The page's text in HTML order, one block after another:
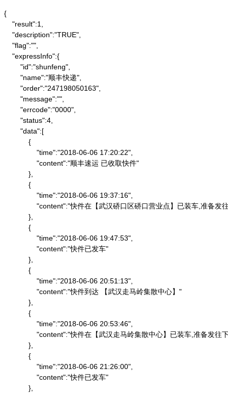
{
    "result":1,
    "description":"TRUE",
    "flag":"",
    "expressInfo":{
        "id":"shunfeng",
        "name":"顺丰快递",
        "order":"247198050163",
        "message":"",
        "errcode":"0000",
        "status":4,
        "data":[
            {
                "time":"2018-06-06 17:20:22",
                "content":"顺丰速运 已收取快件"
            },
            {
                "time":"2018-06-06 19:37:16",
"content":"快件在【武汉硚口区硚口营业点】已装车,准备
            },
            {
                "time":"2018-06-06 19:47:53",
                "content":"快件已发车"
            },
            {
                "time":"2018-06-06 20:51:13",
                "content":"快件到达 【武汉走马岭集散中心】"
            },
            {
                "time":"2018-06-06 20:53:46",
"content":"快件在【武汉走马岭集散中心】已装车,准备发往
            },
            {
                "time":"2018-06-06 21:26:00",
                "content":"快件已发车"
            },